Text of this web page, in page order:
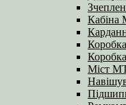
Кабіна
Міст